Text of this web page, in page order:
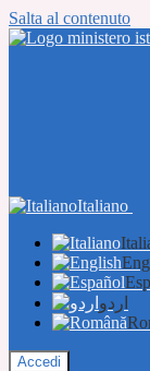
Salta al contenuto
Italiano
اردو
Accedi